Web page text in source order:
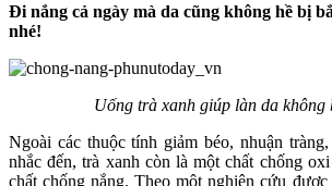
Đi nắng cả ngày mà da cũng không hề bị
nhé!
Uống trà xanh giúp làn da không
Ngoài các thuộc tính giảm béo, nhuận
nhắc đến, trà xanh còn là một chất chống
chất chống nắng. Theo một nghiên cứu